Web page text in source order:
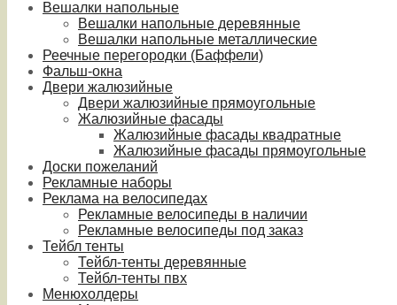
Вешалки напольные
Вешалки напольные деревянные
Вешалки напольные металлические
Реечные перегородки (Баффели)
Фальш-окна
Двери жалюзийные
Двери жалюзийные прямоугольные
Жалюзийные фасады
Жалюзийные фасады квадратные
Жалюзийные фасады прямоугольные
Доски пожеланий
Рекламные наборы
Реклама на велосипедах
Рекламные велосипеды в наличии
Рекламные велосипеды под заказ
Тейбл тенты
Тейбл-тенты деревянные
Тейбл-тенты пвх
Менюхолдеры